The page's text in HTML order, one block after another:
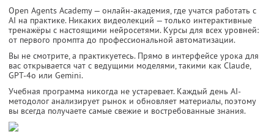
Open Agents Academy — онлайн-академия, где учатся работать с
AI на практике. Никаких видеолекций — только интерактивные
тренажёры с настоящими нейросетями. Курсы для всех уровней:
от первого промпта до профессиональной автоматизации.
Вы не смотрите, а практикуетесь. Прямо в интерфейсе урока для
вас открывается чат с ведущими моделями, такими как Claude,
GPT-4o или Gemini.
Учебная программа никогда не устаревает. Каждый день AI-
методолог анализирует рынок и обновляет материалы, поэтому
вы всегда получаете самые свежие и востребованные знания.